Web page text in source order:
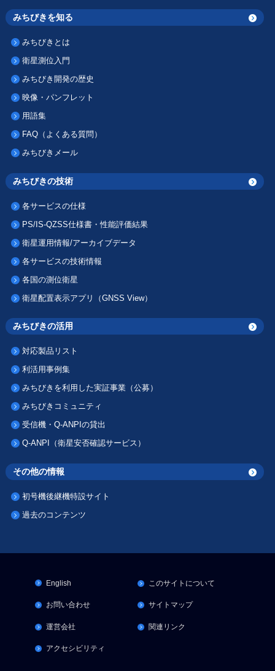
みちびきを知る
みちびきとは
衛星測位入門
みちびき開発の歴史
映像・パンフレット
用語集
FAQ（よくある質問）
みちびきメール
みちびきの技術
各サービスの仕様
PS/IS-QZSS仕様書・性能評価結果
衛星運用情報/アーカイブデータ
各サービスの技術情報
各国の測位衛星
衛星配置表示アプリ（GNSS View）
みちびきの活用
対応製品リスト
利活用事例集
みちびきを利用した実証事業（公募）
みちびきコミュニティ
受信機・Q-ANPIの貸出
Q-ANPI（衛星安否確認サービス）
その他の情報
初号機後継機特設サイト
過去のコンテンツ
English このサイトについて
お問い合わせ サイトマップ
運営会社 関連リンク
アクセシビリティ